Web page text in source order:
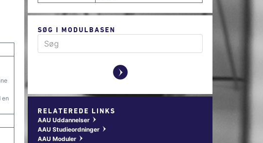
en
SØG I MODULBASEN
y
RELATEREDE LINKS
AAU Uddannelser w
AAU Studieordninger w
AAU Moduler w